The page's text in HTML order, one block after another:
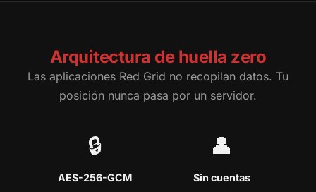
Arquitectura de huella zero
Las aplicaciones Red Grid no recopilan datos. Tu
posición nunca pasa por un servidor.
🔒
AES-256-GCM
👤
Sin cuentas